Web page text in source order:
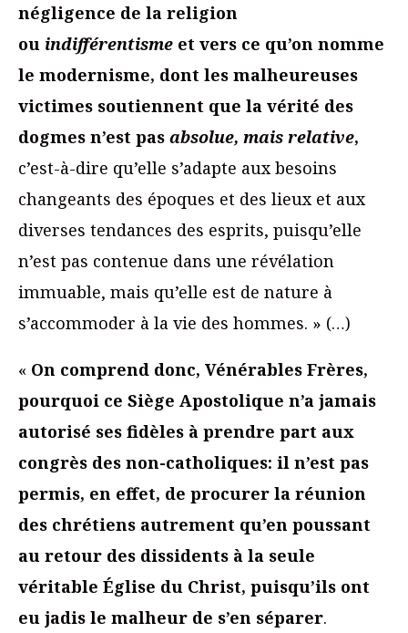
négligence de la religion
ou indifférentisme et vers ce qu’on nomme
le modernisme, dont les malheureuses
victimes soutiennent que la vérité des
dogmes n’est pas absolue, mais relative,
c’est-à-dire qu’elle s’adapte aux besoins
changeants des époques et des lieux et aux
diverses tendances des esprits, puisqu’elle
n’est pas contenue dans une révélation
immuable, mais qu’elle est de nature à
s’accommoder à la vie des hommes. » (…)
« On comprend donc, Vénérables Frères,
pourquoi ce Siège Apostolique n’a jamais
autorisé ses fidèles à prendre part aux
congrès des non-catholiques: il n’est pas
permis, en effet, de procurer la réunion
des chrétiens autrement qu’en poussant
au retour des dissidents à la seule
véritable Église du Christ, puisqu’ils ont
eu jadis le malheur de s’en séparer.